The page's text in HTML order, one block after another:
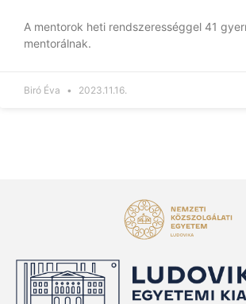
A mentorok heti rendszerességgel 41
mentorálnak.
Biró Éva 2023.11.16.